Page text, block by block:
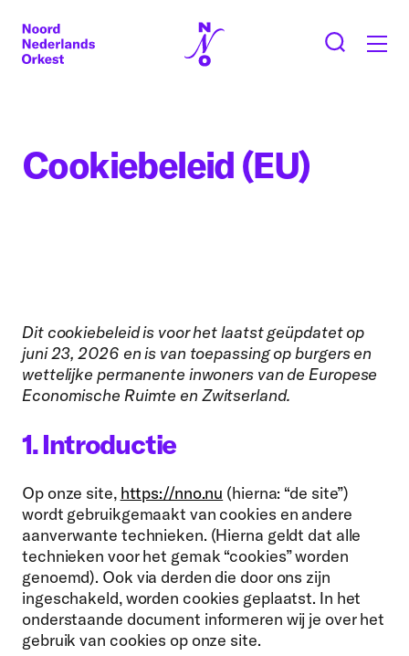
Cookiebeleid (EU)
Dit cookiebeleid is voor het laatst geüpdatet op
juni 23, 2026 en is van toepassing op burgers en
wettelijke permanente inwoners van de Europese
Economische Ruimte en Zwitserland.
1. Introductie
Op onze site, https://nno.nu (hierna: “de site”)
wordt gebruikgemaakt van cookies en andere
aanverwante technieken. (Hierna geldt dat alle
technieken voor het gemak “cookies” worden
genoemd). Ook via derden die door ons zijn
ingeschakeld, worden cookies geplaatst. In het
onderstaande document informeren wij je over het
gebruik van cookies op onze site.